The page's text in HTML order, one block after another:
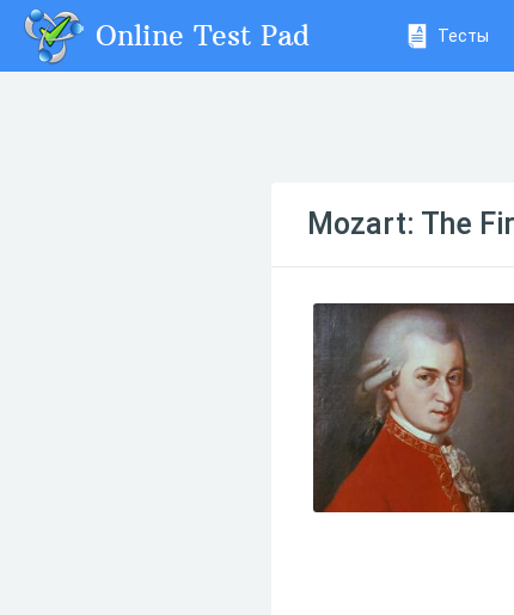
Online Test Pad Тесты
Mozart: The